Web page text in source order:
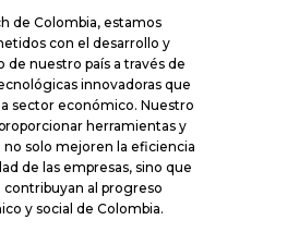
de Colombia, estamos
con el desarrollo y
nuestro país a través de
innovadoras que
sector económico. Nuestro
herramientas y
no solo mejoren la eficiencia
de las empresas, sino que
contribuyan al progreso
y social de Colombia.